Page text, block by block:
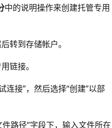
中的说明操作来创建托管专用
转到存储帐户。
链接。
连接”，然后选择“创建”以部
路径”字段下，输入文件所在